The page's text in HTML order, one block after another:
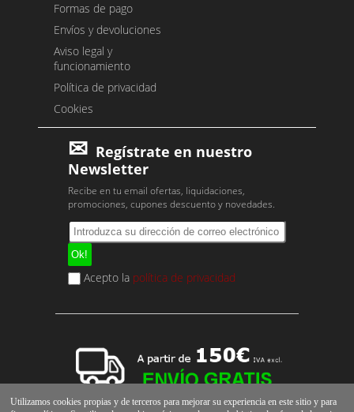
Formas de pago
Envíos y devoluciones
Aviso legal y
funcionamiento
Política de privacidad
Cookies
Regístrate en nuestro
Newsletter
Recibe en tu email ofertas, liquidaciones,
promociones, cupones descuento y novedades.
Acepto la política de privacidad
Utilizamos cookies propias y de terceros para mejorar su experiencia en este sitio y para